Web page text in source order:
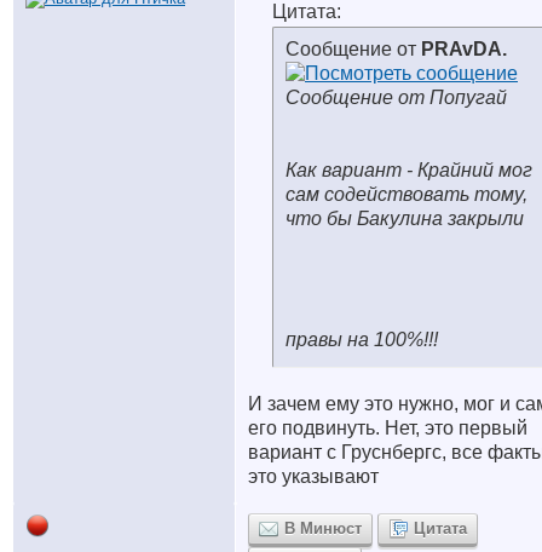
Цитата:
Сообщение от PRAvDA.
Сообщение от Попугай
Как вариант - Крайний мог
сам содействовать тому,
что бы Бакулина закрыли
правы на 100%!!!
И зачем ему это нужно, мог и
его подвинуть. Нет, это первый
вариант с Груснбергс, все
это указывают
В Минюст
Цитата